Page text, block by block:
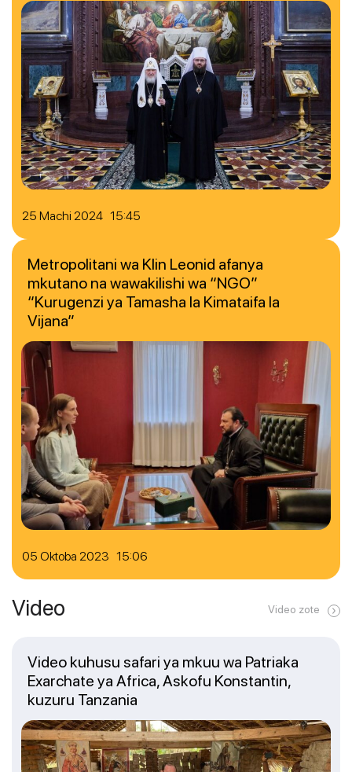
25 Machi 2024 15:45
05 Oktoba 2023 15:06
Metropolitani wa Klin Leonid afanya
mkutano na wawakilishi wa “NGO”
“Kurugenzi ya Tamasha la Kimataifa la
Vijana”
Video Video zote
Video kuhusu safari ya mkuu wa Patriaka
Exarchate ya Africa, Askofu Konstantin,
kuzuru Tanzania